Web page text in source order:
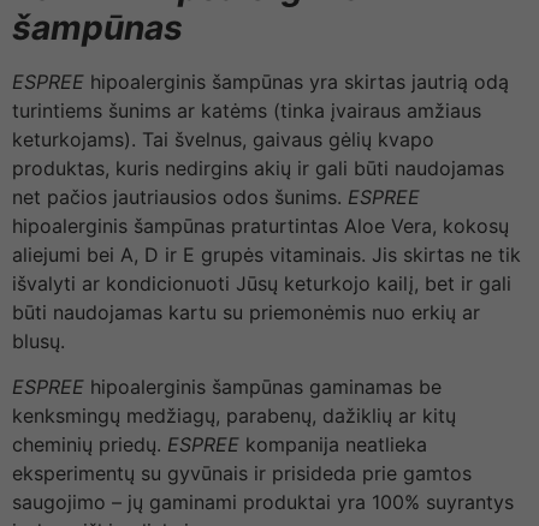
šampūnas
ESPREE hipoalerginis šampūnas yra skirtas jautrią odą
turintiems šunims ar katėms (tinka įvairaus amžiaus
keturkojams). Tai švelnus, gaivaus gėlių kvapo
produktas, kuris nedirgins akių ir gali būti naudojamas
net pačios jautriausios odos šunims. ESPREE
hipoalerginis šampūnas praturtintas Aloe Vera, kokosų
aliejumi bei A, D ir E grupės vitaminais. Jis skirtas ne tik
išvalyti ar kondicionuoti Jūsų keturkojo kailį, bet ir gali
būti naudojamas kartu su priemonėmis nuo erkių ar
blusų.
ESPREE hipoalerginis šampūnas gaminamas be
kenksmingų medžiagų, parabenų, dažiklių ar kitų
cheminių priedų. ESPREE kompanija neatlieka
eksperimentų su gyvūnais ir prisideda prie gamtos
saugojimo – jų gaminami produktai yra 100% suyrantys